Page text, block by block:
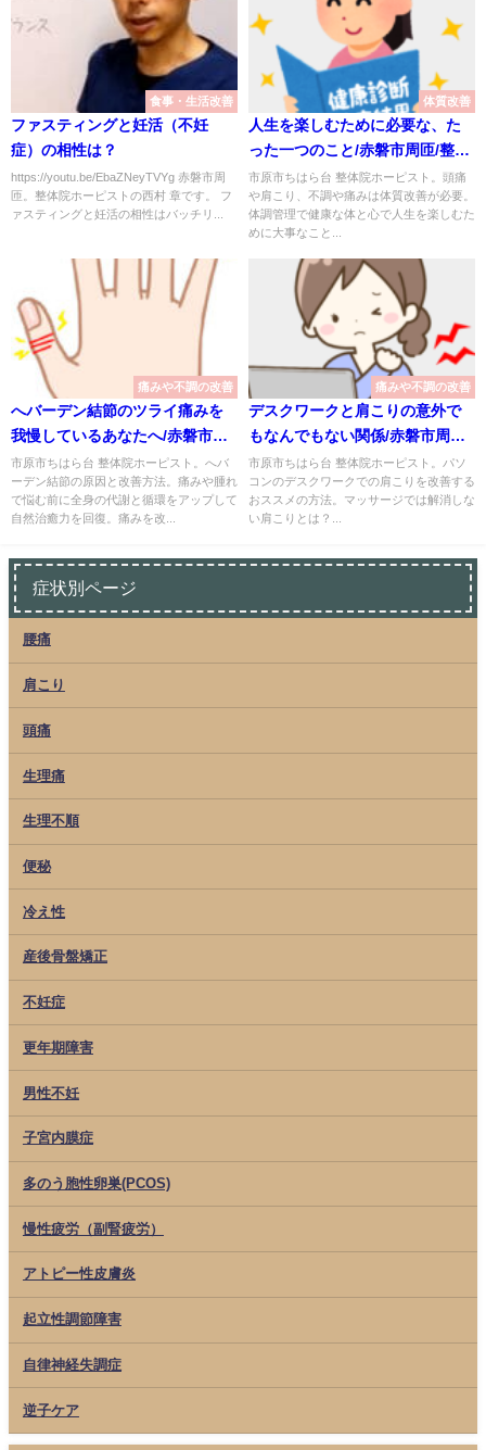
食事・生活改善
ファスティングと妊活（不妊
症）の相性は？
https://youtu.be/EbaZNeyTVYg 赤磐市周
匝。整体院ホーピストの西村 章です。 フ
ァスティングと妊活の相性はバッチリ...
体質改善
人生を楽しむために必要な、た
った一つのこと/赤磐市周匝/整体
院ホーピスト
市原市ちはら台 整体院ホーピスト。頭痛
や肩こり、不調や痛みは体質改善が必要。
体調管理で健康な体と心で人生を楽しむた
めに大事なこと...
痛みや不調の改善
へバーデン結節のツライ痛みを
我慢しているあなたへ/赤磐市周
匝/整体院ホーピスト
市原市ちはら台 整体院ホーピスト。へバ
ーデン結節の原因と改善方法。痛みや腫れ
で悩む前に全身の代謝と循環をアップして
自然治癒力を回復。痛みを改...
痛みや不調の改善
デスクワークと肩こりの意外で
もなんでもない関係/赤磐市周匝/
整体院ホーピスト
市原市ちはら台 整体院ホーピスト。パソ
コンのデスクワークでの肩こりを改善する
おススメの方法。マッサージでは解消しな
い肩こりとは？...
症状別ページ
腰痛
肩こり
頭痛
生理痛
生理不順
便秘
冷え性
産後骨盤矯正
不妊症
更年期障害
男性不妊
子宮内膜症
多のう胞性卵巣(PCOS)
慢性疲労（副腎疲労）
アトピー性皮膚炎
起立性調節障害
自律神経失調症
逆子ケア